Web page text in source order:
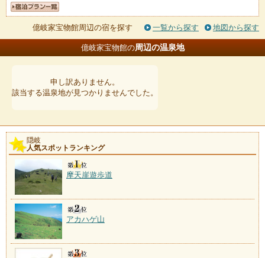
億岐家宝物館周辺の宿を探す 一覧から探す 地図から探す
億岐家宝物館の周辺の温泉地
申し訳ありません。
該当する温泉地が見つかりませんでした。
隠岐
人気スポットランキング
摩天崖遊歩道
アカハゲ山